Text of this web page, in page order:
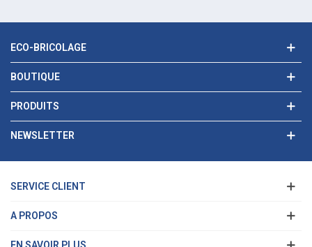
ECO-BRICOLAGE
BOUTIQUE
PRODUITS
NEWSLETTER
SERVICE CLIENT
A PROPOS
EN SAVOIR PLUS